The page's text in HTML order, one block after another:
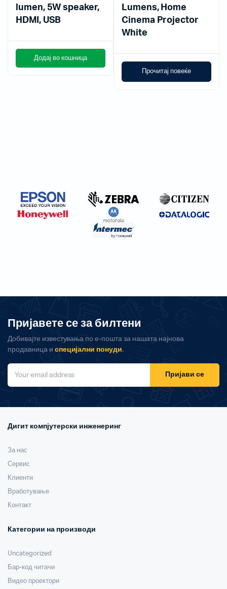
lumen, 5W speaker,
HDMI, USB
Додај во кошница
Lumens, Home
Cinema Projector
White
Прочитај повеќе
Пријавете се за билтени
Добивајте известувања по е-пошта за нашата најнова
продавница и специјални понуди.
Пријави се
Дигит компјутерски инженеринг
За нас
Сервис
Клиенти
Вработување
Контакт
Категории на производи
Uncategorized
Бар-код читачи
Видео проектори